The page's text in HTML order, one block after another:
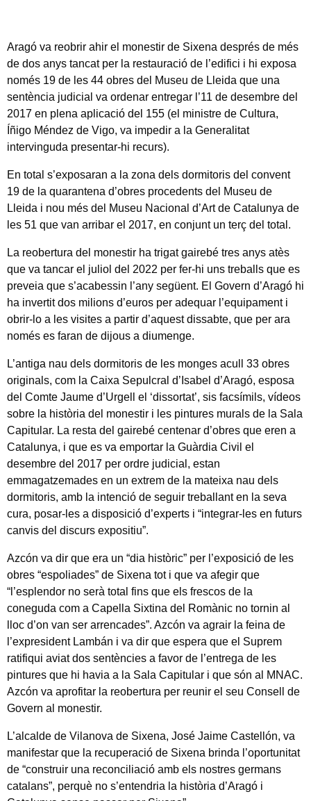
Aragó va reobrir ahir el monestir de Sixena després de més
de dos anys tancat per la restauració de l’edifici i hi exposa
només 19 de les 44 obres del Museu de Lleida que una
sentència judicial va ordenar entregar l’11 de desembre del
2017 en plena aplicació del 155 (el ministre de Cultura,
Íñigo Méndez de Vigo, va impedir a la Generalitat
intervinguda presentar-hi recurs).
En total s’exposaran a la zona dels dormitoris del convent
19 de la quarantena d’obres procedents del Museu de
Lleida i nou més del Museu Nacional d’Art de Catalunya de
les 51 que van arribar el 2017, en conjunt un terç del total.
La reobertura del monestir ha trigat gairebé tres anys atès
que va tancar el juliol del 2022 per fer-hi uns treballs que es
preveia que s’acabessin l’any següent. El Govern d’Aragó hi
ha invertit dos milions d’euros per adequar l’equipament i
obrir-lo a les visites a partir d’aquest dissabte, que per ara
només es faran de dijous a diumenge.
L’antiga nau dels dormitoris de les monges acull 33 obres
originals, com la Caixa Sepulcral d’Isabel d’Aragó, esposa
del Comte Jaume d’Urgell el ‘dissortat’, sis facsímils, vídeos
sobre la història del monestir i les pintures murals de la Sala
Capitular. La resta del gairebé centenar d’obres que eren a
Catalunya, i que es va emportar la Guàrdia Civil el
desembre del 2017 per ordre judicial, estan
emmagatzemades en un extrem de la mateixa nau dels
dormitoris, amb la intenció de seguir treballant en la seva
cura, posar-les a disposició d’experts i “integrar-les en futurs
canvis del discurs expositiu”.
Azcón va dir que era un “dia històric” per l’exposició de les
obres “espoliades” de Sixena tot i que va afegir que
“l’esplendor no serà total fins que els frescos de la
coneguda com a Capella Sixtina del Romànic no tornin al
lloc d’on van ser arrencades”. Azcón va agrair la feina de
l’expresident Lambán i va dir que espera que el Suprem
ratifiqui aviat dos sentències a favor de l’entrega de les
pintures que hi havia a la Sala Capitular i que són al MNAC.
Azcón va aprofitar la reobertura per reunir el seu Consell de
Govern al monestir.
L’alcalde de Vilanova de Sixena, José Jaime Castellón, va
manifestar que la recuperació de Sixena brinda l’oportunitat
de “construir una reconciliació amb els nostres germans
catalans”, perquè no s’entendria la història d’Aragó i